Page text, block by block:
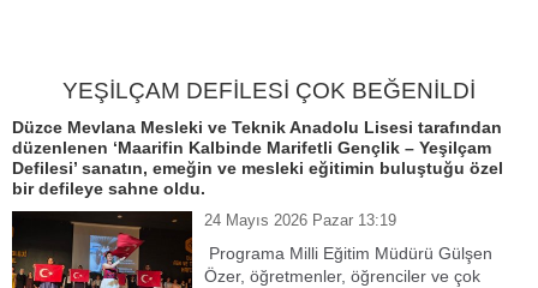
YEŞİLÇAM DEFİLESİ ÇOK BEĞENİLDİ
Düzce Mevlana Mesleki ve Teknik Anadolu Lisesi tarafından
düzenlenen ‘Maarifin Kalbinde Marifetli Gençlik – Yeşilçam
Defilesi’ sanatın, emeğin ve mesleki eğitimin buluştuğu özel
bir defileye sahne oldu.
24 Mayıs 2026 Pazar 13:19
Programa Milli Eğitim Müdürü Gülşen
Özer, öğretmenler, öğrenciler ve çok